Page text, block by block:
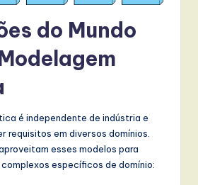
do Mundo
é independente de indústria e
requisitos em diversos domínios.
esses modelos para
específicos de domínio: